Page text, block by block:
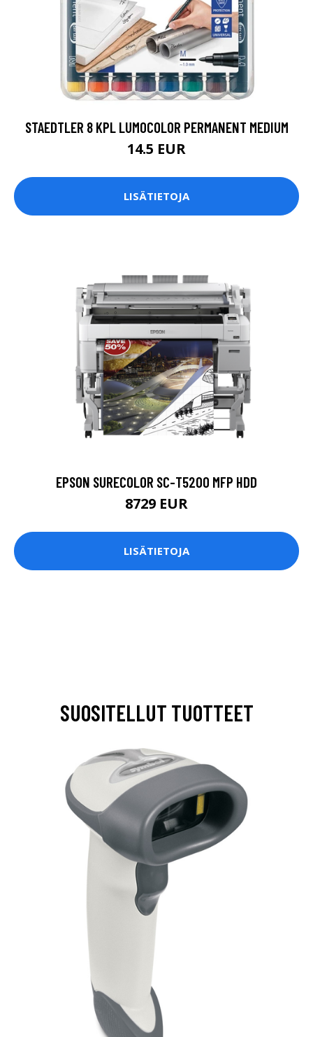
STAEDTLER 8 KPL LUMOCOLOR PERMANENT MEDIUM
14.5 EUR
LISÄTIETOJA
EPSON SURECOLOR SC-T5200 MFP HDD
8729 EUR
LISÄTIETOJA
SUOSITELLUT TUOTTEET